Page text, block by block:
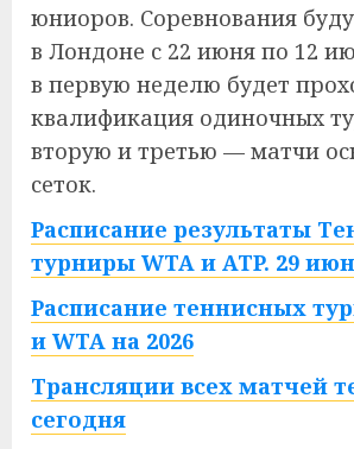
юниоров. Соревнования
в Лондоне с 22 июня по 12
в первую неделю будет
квалификация одиночных
вторую и третью — матчи
сеток.
Расписание результаты
турниры WTA и ATP. 29
Расписание теннисных
и WTA на 2026
Трансляции всех матчей
сегодня